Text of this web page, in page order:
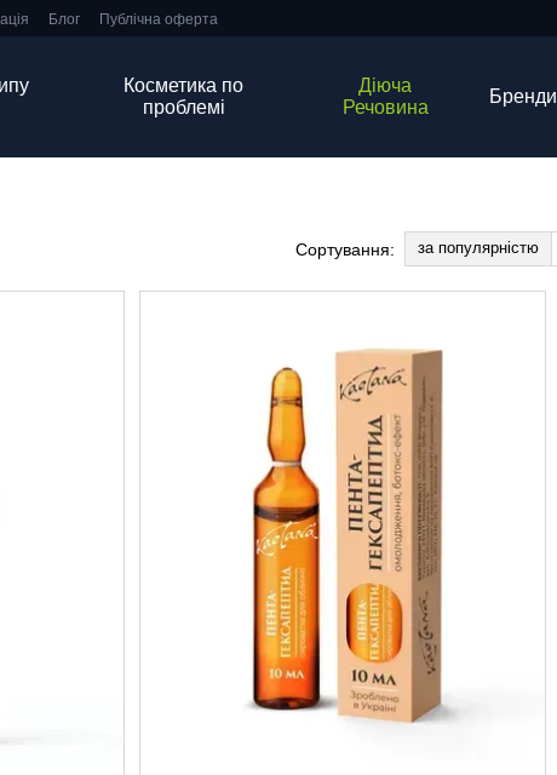
Блог Публічна оферта
Косметика по
проблемі
Діюча
Речовина
Бренди
Сортування: за популярністю